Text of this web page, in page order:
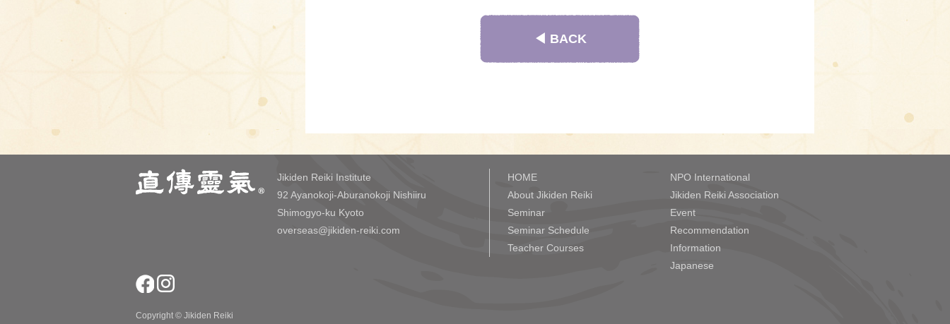
◀︎ BACK
Jikiden Reiki Institute
92 Ayanokoji-Aburanokoji Nishiiru
Shimogyo-ku Kyoto
overseas@jikiden-reiki.com
HOME
About Jikiden Reiki
Seminar
Seminar Schedule
Teacher Courses
NPO International
Jikiden Reiki Association
Event
Recommendation
Information
Japanese
Copyright © Jikiden Reiki